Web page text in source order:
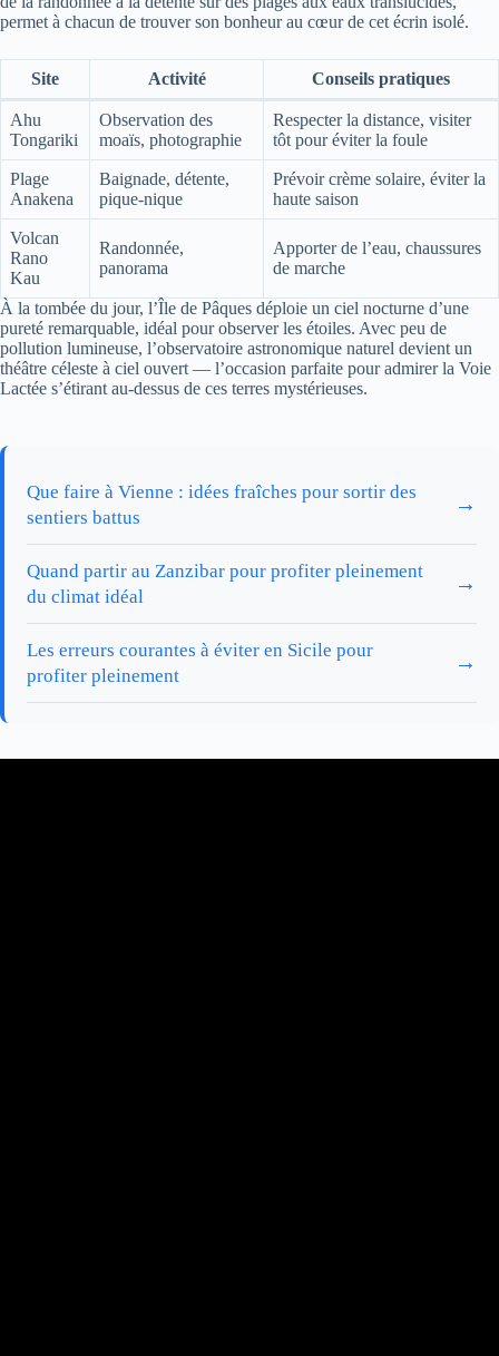
permet à chacun de trouver son bonheur au cœur de cet écrin isolé.
Site Activité Conseils pratiques
Ahu
Tongariki
Observation des
moaïs, photographie
Respecter la distance, visiter
tôt pour éviter la foule
Plage
Anakena
Baignade, détente,
pique-nique
Prévoir crème solaire, éviter la
haute saison
Volcan
Rano
Kau
Randonnée,
panorama
Apporter de l’eau, chaussures
de marche
À la tombée du jour, l’Île de Pâques déploie un ciel nocturne d’une
pureté remarquable, idéal pour observer les étoiles. Avec peu de
pollution lumineuse, l’observatoire astronomique naturel devient un
théâtre céleste à ciel ouvert — l’occasion parfaite pour admirer la Voie
Lactée s’étirant au-dessus de ces terres mystérieuses.
Que faire à Vienne : idées fraîches pour sortir des
sentiers battus
→
Quand partir au Zanzibar pour profiter pleinement
du climat idéal
→
Les erreurs courantes à éviter en Sicile pour
profiter pleinement
→